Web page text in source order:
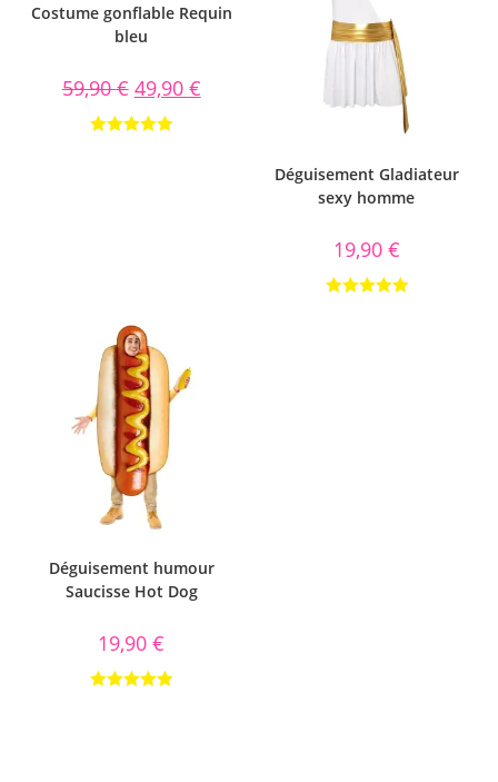
Costume gonflable Requin
bleu
59,90€ 49,90 €
Déguisement Gladiateur
sexy homme
19,90 €
Déguisement humour
Saucisse Hot Dog
19,90€